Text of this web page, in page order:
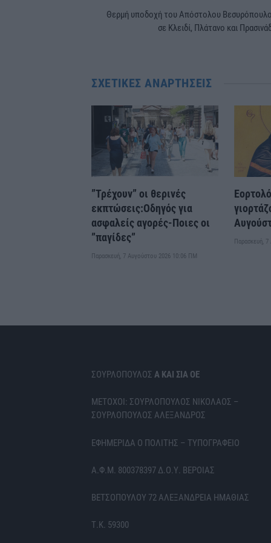
Θερμή υποδοχή του Απόστολου
σε Κλειδί, Πλάτανο και
ΣΧΕΤΙΚΈΣ ΑΝΑΡΤΉΣΕΙΣ
”Τρέχουν” οι θερινές
εκπτώσεις:Οδηγός για
ασφαλείς αγορές-Ποιες οι
”παγίδες”
Παρασκευή, 7 Αυγούστου 2026 10:06 ΠΜ
Παρασκευή,
ΣΟΥΡΛΟΠΟΥΛΟΣ Α ΚΑΙ ΣΙΑ ΟΕ
ΜΕΤΟΧΟΙ: ΣΟΥΡΛΟΠΟΥΛΟΣ ΝΙΚΟΛΑΟΣ –
ΣΟΥΡΛΟΠΟΥΛΟΣ ΑΛΕΞΑΝΔΡΟΣ
ΕΦΗΜΕΡΙΔΑ Ο ΠΟΛΙΤΗΣ – ΤΥΠΟΓΡΑΦΕΙΟ
Α.Φ.Μ. 800378397 Δ.Ο.Υ. ΒΕΡΟΙΑΣ
ΒΕΤΣΟΠΟΥΛΟΥ 72 ΑΛΕΞΑΝΔΡΕΙΑ ΗΜΑΘΙΑΣ
Τ.Κ. 59300